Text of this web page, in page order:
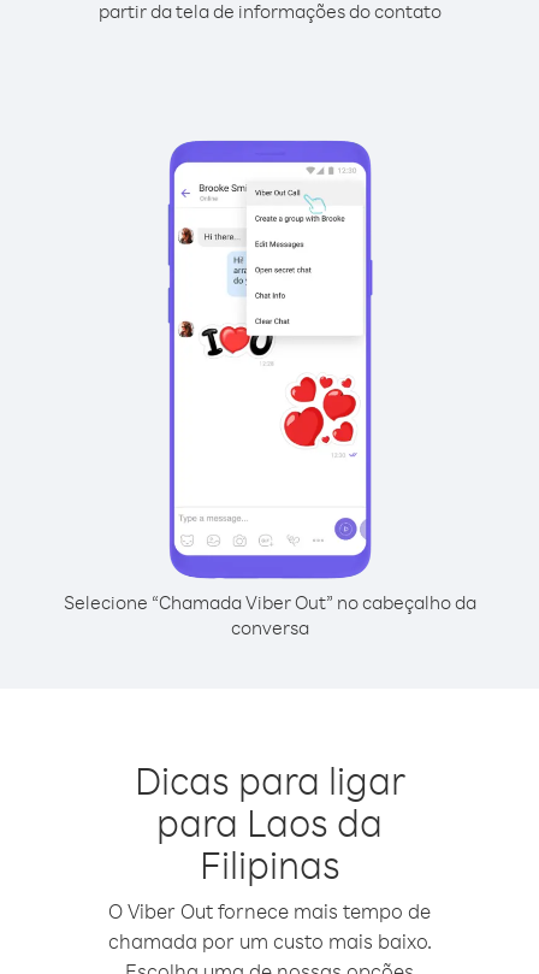
partir da tela de informações do contato
Selecione “Chamada Viber Out” no cabeçalho da
conversa
Dicas para ligar
para Laos da
Filipinas
O Viber Out fornece mais tempo de
chamada por um custo mais baixo.